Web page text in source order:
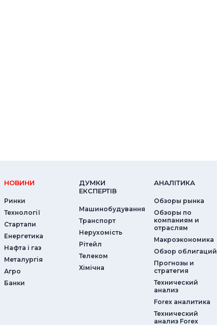
НОВИНИ
Ринки
Технології
Стартапи
Енергетика
Нафта і газ
Металургія
Агро
Банки
ДУМКИ
ЕКСПЕРТIВ
Машинобудування
Транспорт
Нерухомість
Рітейл
Телеком
Хімічна
АНАЛIТИКА
Обзоры рынка
Обзоры по
компаниям и
отраслям
Макроэкономика
Обзор облигаций
Прогнозы и
стратегия
Технический
анализ
Forex аналитика
Технический
анализ Forex